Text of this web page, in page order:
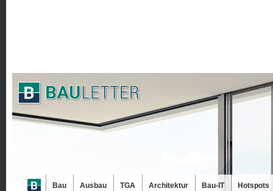
Bau Ausbau TGA Architektur Bau-IT Hotspots